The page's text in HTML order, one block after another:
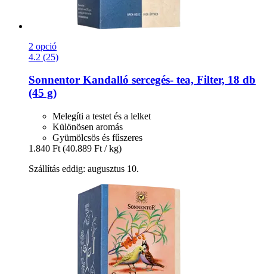
2 opció
4.2 (25)
Sonnentor Kandalló sercegés-​ tea, Filter, 18 db
(45 g)
Melegíti a testet és a lelket
Különösen aromás
Gyümölcsös és fűszeres
1.840 Ft (40.889 Ft / kg)
Szállítás eddig: augusztus 10.